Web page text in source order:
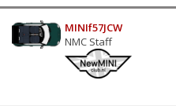
MINIf57JCW
NMC Staff